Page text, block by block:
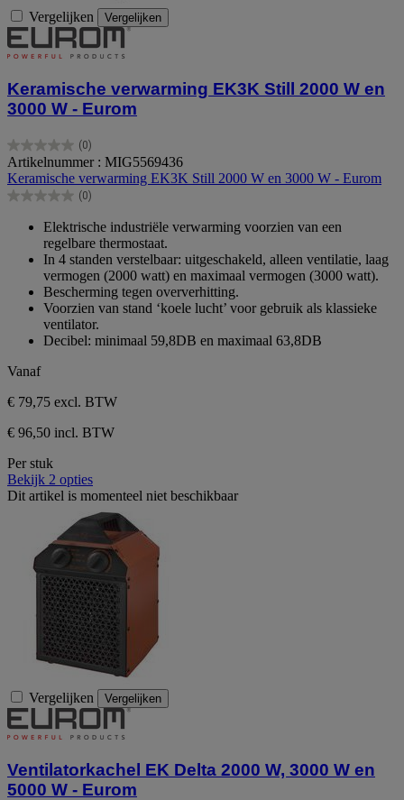
Vergelijken Vergelijken
Keramische verwarming EK3K Still 2000 W en
3000 W - Eurom
(0)
0.0
van
de
5
Artikelnummer : MIG5569436
Keramische verwarming EK3K Still 2000 W en 3000 W - Eurom
(0)
0.0
sterren.
Elektrische industriële verwarming voorzien van een
regelbare thermostaat.
In 4 standen verstelbaar: uitgeschakeld, alleen ventilatie, laag
vermogen (2000 watt) en maximaal vermogen (3000 watt).
Bescherming tegen oververhitting.
Voorzien van stand ‘koele lucht’ voor gebruik als klassieke
ventilator.
Decibel: minimaal 59,8DB en maximaal 63,8DB
Vanaf
€ 79,75 excl. BTW
€ 96,50 incl. BTW
Per stuk
Bekijk 2 opties
Dit artikel is momenteel niet beschikbaar
Vergelijken Vergelijken
Ventilatorkachel EK Delta 2000 W, 3000 W en
5000 W - Eurom